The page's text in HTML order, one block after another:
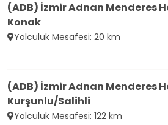
(ADB) İzmir Adnan Menderes
Konak
Yolculuk Mesafesi: 20 km
(ADB) İzmir Adnan Menderes
Kurşunlu/Salihli
Yolculuk Mesafesi: 122 km